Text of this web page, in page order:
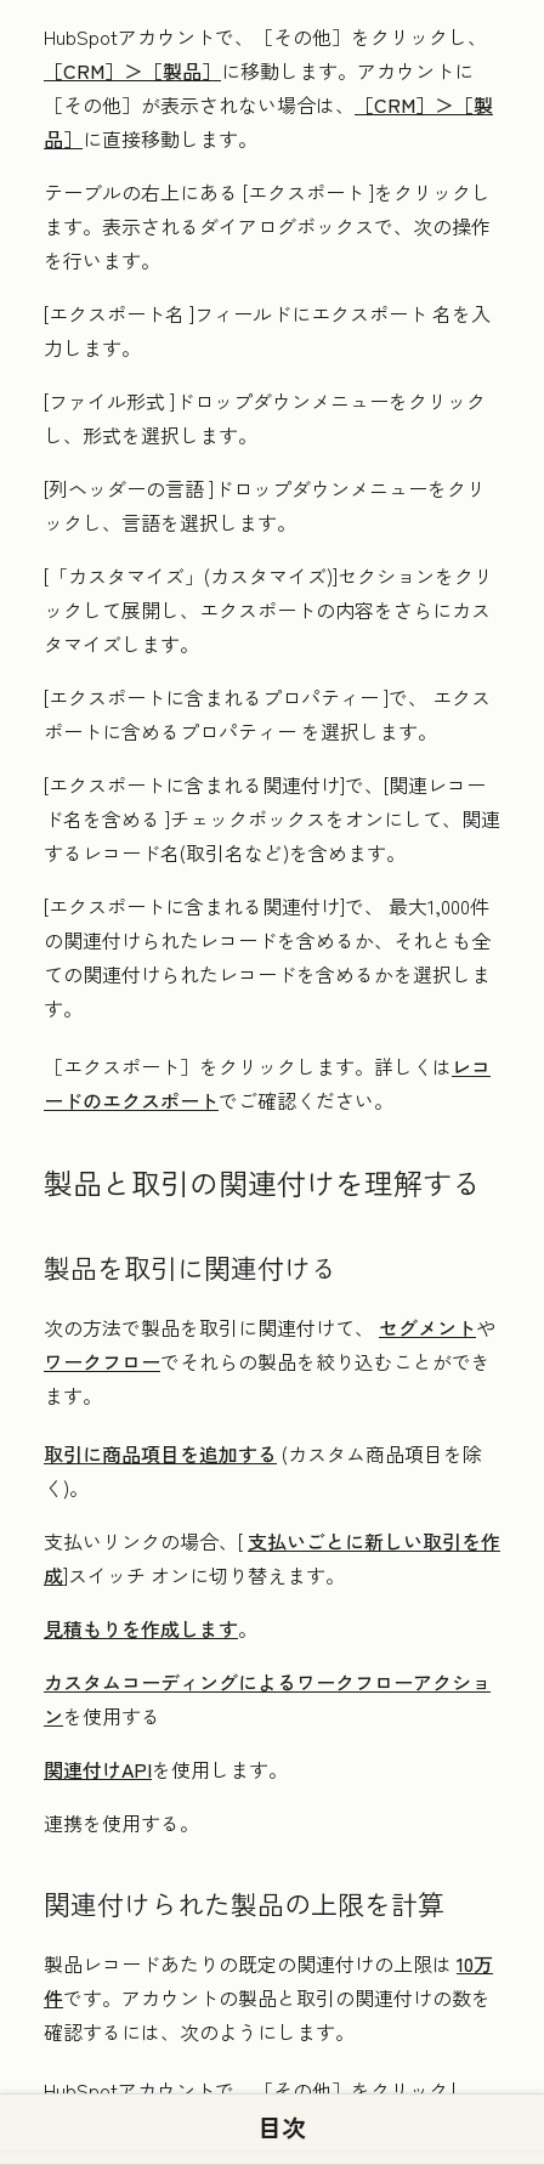
HubSpotアカウントで、
［その他］をクリックし、
［CRM］＞ ［製品］ に移動します。アカウントに
［その他］が表示されない場合は、
［CRM］＞ ［製
品］ に直接移動します。
テーブルの右上にある [エクスポート ]をクリックし
ます。表示されるダイアログボックスで、次の操作
を行います。
[エクスポート名 ]フィールドにエクスポート 名 を入
力します。
[ファイル形式]ドロップダウンメニューをクリック
し、 形式を選択します。
[列ヘッダーの言語]ドロップダウンメニューをクリ
ックし、 言語を選択します。
[ 「カスタマイズ」(カスタマイズ)]セクションをクリ
ックして展開し、エクスポートの内容をさらにカス
タマイズします。
[エクスポートに含まれるプロパティー ]で、 エクス
ポートに含めるプロパティー を選択します。
[エクスポートに含まれる関連付け]で、[関連レコー
ド名を含める ]チェックボックスをオンにして、関連
するレコード名(取引名など)を含めます。
[エクスポートに含まれる関連付け]で、 最大1,000件
の関連付けられたレコードを含めるか、それとも全
ての関連付けられたレコードを含めるかを選択しま
す。
［エクスポート］をクリックします。詳しくは レコ
ードのエクスポートでご確認ください。
製品と取引の関連付けを理解する
製品を取引に関連付ける
次の方法で製品を取引に関連付けて、 セグメントや
ワークフローでそれらの製品を絞り込むことができ
ます。
取引に商品項目を追加する (カスタム商品項目を除
く)。
支払いリンクの場合、[ 支払いごとに新しい取引を作
成]スイッチ オンに切り替えます。
見積もりを作成します。
カスタムコーディングによるワークフローアクショ
ンを使用する
関連付けAPIを使用します。
連携を使用する。
関連付けられた製品の上限を計算
製品レコードあたりの既定の関連付けの上限は 10万
件です。アカウントの製品と取引の関連付けの数を
確認するには、次のようにします。
HubSpotアカウントで、［その他］をクリックし、
［データモデル］
アカウントに［その他］が表示されない場合は、
目次